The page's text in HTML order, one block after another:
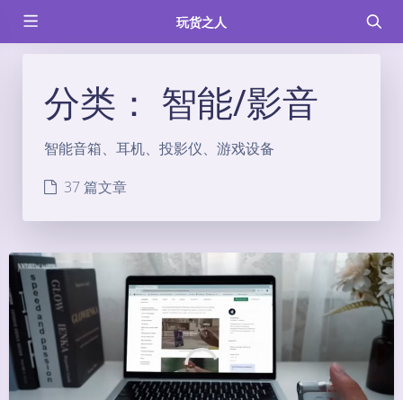
玩货之人
分类： 智能/影音
智能音箱、耳机、投影仪、游戏设备
37 篇文章